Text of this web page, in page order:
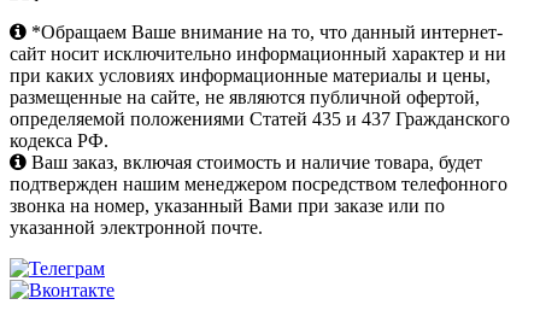
*Обращаем Ваше внимание на то, что данный интернет-
сайт носит исключительно информационный характер и ни
при каких условиях информационные материалы и цены,
размещенные на сайте, не являются публичной офертой,
определяемой положениями Статей 435 и 437 Гражданского
кодекса РФ.
Ваш заказ, включая стоимость и наличие товара, будет
подтвержден нашим менеджером посредством телефонного
звонка на номер, указанный Вами при заказе или по
указанной электронной почте.